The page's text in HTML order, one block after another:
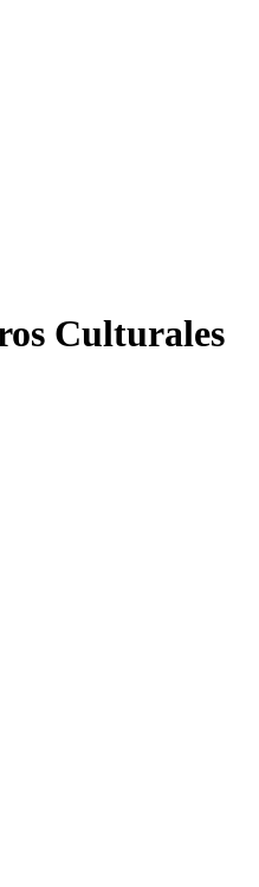
Culturales